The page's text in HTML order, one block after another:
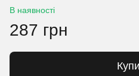
В наявності
287 грн